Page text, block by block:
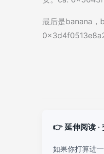
最后是banana，
👉 延伸阅读 ·
如果你打算进